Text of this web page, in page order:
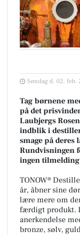
Søndag d. 02. feb.
Tag børnene
på det
Laubjergs
indblik i
smage på deres
Rundvisningen
ingen
TONOW®
år, åbner sine
lære mere om
færdigt produkt.
anerkendelse
bronze, sølv,